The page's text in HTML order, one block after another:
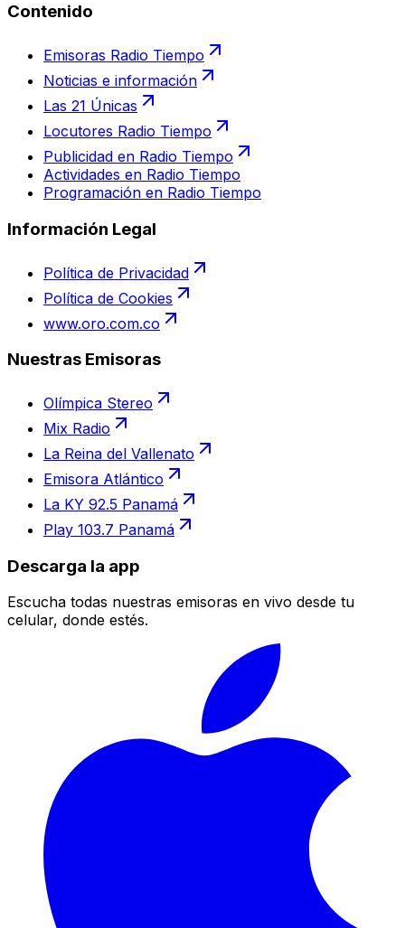
Contenido
Emisoras Radio Tiempo
Noticias e información
Las 21 Únicas
Locutores Radio Tiempo
Publicidad en Radio Tiempo
Actividades en Radio Tiempo
Programación en Radio Tiempo
Información Legal
Política de Privacidad
Política de Cookies
www.oro.com.co
Nuestras Emisoras
Olímpica Stereo
Mix Radio
La Reina del Vallenato
Emisora Atlántico
La KY 92.5 Panamá
Play 103.7 Panamá
Descarga la app
Escucha todas nuestras emisoras en vivo desde tu
celular, donde estés.